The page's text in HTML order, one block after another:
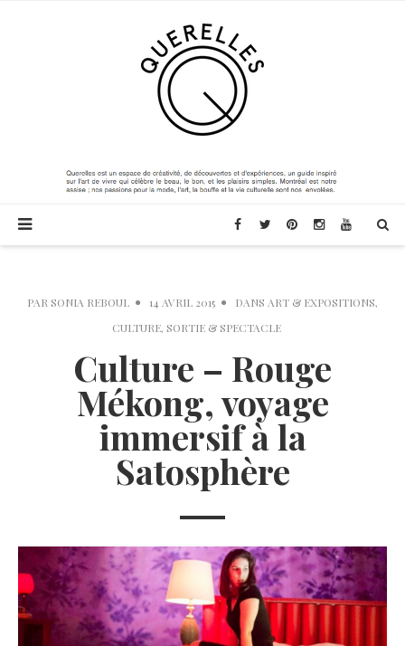
PAR SONIA REBOUL 14 AVRIL 2015 DANS ART & EXPOSITIONS,
CULTURE, SORTIE & SPECTACLE
Culture – Rouge
Mékong, voyage
immersif à la
Satosphère